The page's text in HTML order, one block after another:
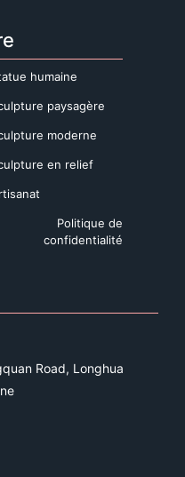
humaine
paysagère
moderne
en relief
Politique de
confidentialité
Road, Longhua